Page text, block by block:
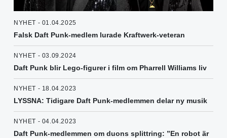
NYHET - 01.04.2025
Falsk Daft Punk-medlem lurade Kraftwerk-veteran
NYHET - 03.09.2024
Daft Punk blir Lego-figurer i film om Pharrell Williams liv
NYHET - 18.04.2023
LYSSNA: Tidigare Daft Punk-medlemmen delar ny musik
NYHET - 04.04.2023
Daft Punk-medlemmen om duons splittring: ”En robot är